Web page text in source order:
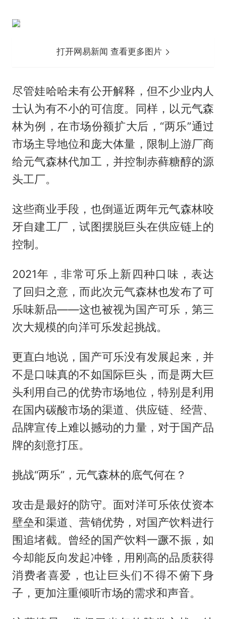
打开网易新闻 查看更多图片
尽管娃哈哈未有公开解释，但不少业内人
士认为有不小的可信度。同样，以元气森
林为例，在市场份额扩大后，“两乐”通过
市场主导地位和庞大体量，限制上游厂商
给元气森林代加工，并控制赤藓糖醇的源
头工厂。
这些商业手段，也倒逼近两年元气森林咬
牙自建工厂，试图摆脱巨头在供应链上的
控制。
2021年，非常可乐上新四种口味，表达
了回归之意，而此次元气森林也发布了可
乐味新品——这也被视为国产可乐，第三
次大规模的向洋可乐发起挑战。
更直白地说，国产可乐没有发展起来，并
不是口味真的不如国际巨头，而是两大巨
头利用自己的优势市场地位，特别是利用
在国内碳酸市场的渠道、供应链、经营、
品牌宣传上难以撼动的力量，对于国产品
牌的刻意打压。
挑战“两乐”，元气森林的底气何在？
攻击是最好的防守。面对洋可乐依仗资本
壁垒和渠道、营销优势，对国产饮料进行
围追堵截。曾经的国产饮料一蹶不振，如
今却能反向发起冲锋，用刚高的品质获得
消费者喜爱，也让巨头们不得不俯下身
子，更加注重倾听市场的需求和声音。